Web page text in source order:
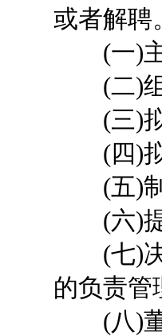
或者解聘
(一)主
(二)组
(三)拟
(四)拟
(五)制
(六)提
(七)决
的负责管
(八)董